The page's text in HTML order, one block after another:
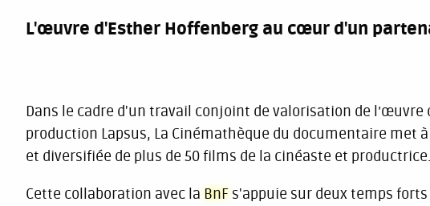
L'œuvre d'Esther Hoffenberg au cœur d'un
Dans le cadre d'un travail conjoint de valorisation de
production Lapsus, La Cinémathèque du documentaire
et diversifiée de plus de 50 films de la cinéaste et productrice.
Cette collaboration avec la BnF s'appuie sur deux temps forts